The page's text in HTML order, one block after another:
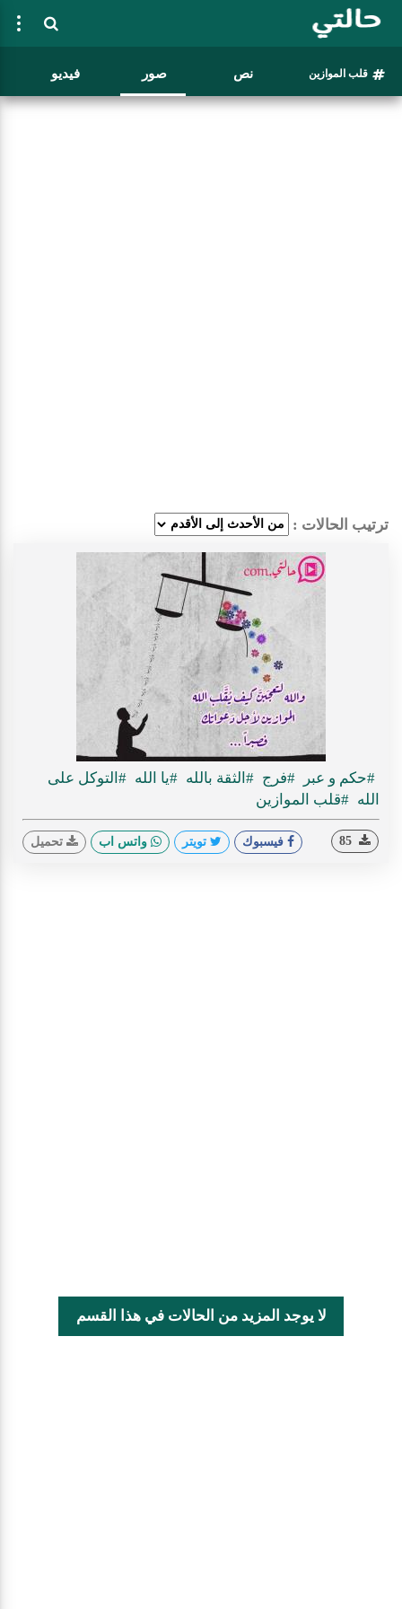
قلب الموازين نص صور فيديو
ترتيب الحالات :
#حكم و عبر #فرج #الثقة بالله #يا الله #التوكل على
الله #قلب الموازين
فيسبوك تويتر واتس اب تحميل
لا يوجد المزيد من الحالات في هذا القسم